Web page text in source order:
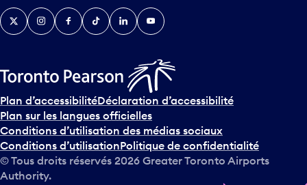
v
e
n
s
u
r
l
e
c
a
TwitterInstagramFacebook
TikTokLinkedInYouTube
Plan d’accessibilitéDéclaration d’accessibilité
Plan sur les langues officielles
Conditions d’utilisation des médias sociaux
Conditions d’utilisationPolitique de confidentialité
© Tous droits réservés 2026 Greater Toronto Airports
Authority.